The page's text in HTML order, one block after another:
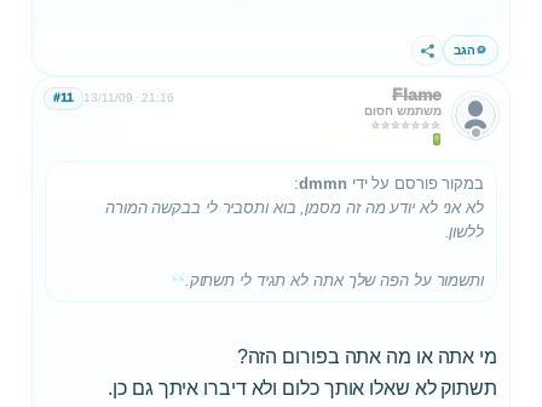
הגב שתף
Flame
משתמש חסום
13/11/09 21:16
#11
במקור פורסם על ידי dmmn
:
לא אני לא יודע מה זה מסמן, בוא ותסביר לי בבקשה המורה
ללשון.
ותשמור על הפה שלך אתה לא תגיד לי תשתוק.
מי אתה או מה אתה בפורום הזה?
תשתוק לא שאלו אותך כלום ולא דיברו איתך גם כן.